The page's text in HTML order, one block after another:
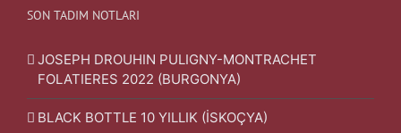
SON TADIM NOTLARI
JOSEPH DROUHIN PULIGNY-MONTRACHET
FOLATIERES 2022 (BURGONYA)
BLACK BOTTLE 10 YILLIK (İSKOÇYA)